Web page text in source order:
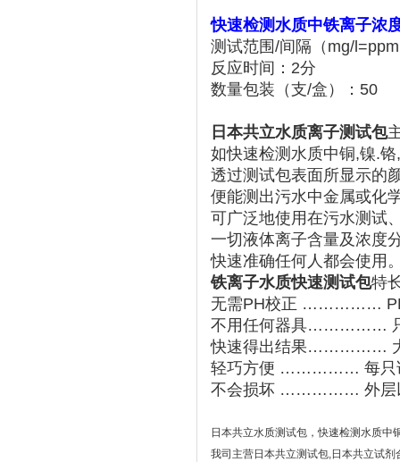
快速检测水质中铁离子浓
测试范围/间隔（mg/
反应时间：2分
数量包装（支/盒）：50
日本共立水质离子测试包
如快速检测水质中铜,镍.
透过测试包表面所显示的
便能测出污水中金属或化
可广泛地使用在污水测试
一切液体离子含量及浓度
快速准确任何人都会使用
铁离子水质快速测试包特
无需PH校正 ……………
不用任何器具…………… 只
快速得出结果…………… 大
轻巧方便 …………… 每只
不会损坏 …………… 外层
日本共立水质测试包，快速检测水质中
我司主营日本共立测试包,日本共立试